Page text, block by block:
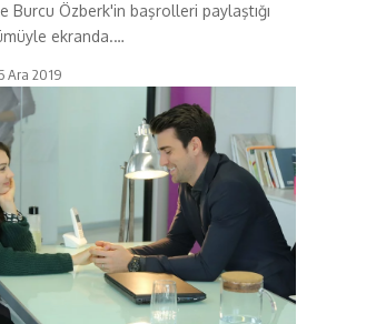
Burcu Özberk'in başrolleri paylaştığı
ekranda.…
Ara 2019